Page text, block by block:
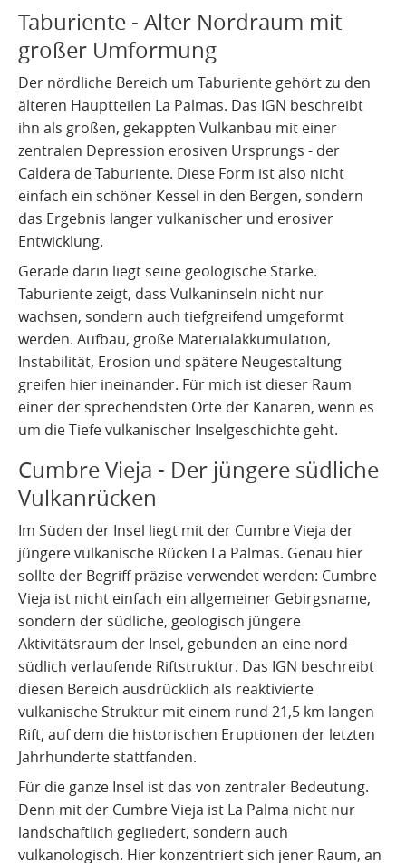
Taburiente - Alter Nordraum mit
großer Umformung
Der nördliche Bereich um Taburiente gehört zu den
älteren Hauptteilen La Palmas. Das IGN beschreibt
ihn als großen, gekappten Vulkanbau mit einer
zentralen Depression erosiven Ursprungs - der
Caldera de Taburiente. Diese Form ist also nicht
einfach ein schöner Kessel in den Bergen, sondern
das Ergebnis langer vulkanischer und erosiver
Entwicklung.
Gerade darin liegt seine geologische Stärke.
Taburiente zeigt, dass Vulkaninseln nicht nur
wachsen, sondern auch tiefgreifend umgeformt
werden. Aufbau, große Materialakkumulation,
Instabilität, Erosion und spätere Neugestaltung
greifen hier ineinander. Für mich ist dieser Raum
einer der sprechendsten Orte der Kanaren, wenn es
um die Tiefe vulkanischer Inselgeschichte geht.
Cumbre Vieja - Der jüngere südliche
Vulkanrücken
Im Süden der Insel liegt mit der Cumbre Vieja der
jüngere vulkanische Rücken La Palmas. Genau hier
sollte der Begriff präzise verwendet werden: Cumbre
Vieja ist nicht einfach ein allgemeiner Gebirgsname,
sondern der südliche, geologisch jüngere
Aktivitätsraum der Insel, gebunden an eine nord-
südlich verlaufende Riftstruktur. Das IGN beschreibt
diesen Bereich ausdrücklich als reaktivierte
vulkanische Struktur mit einem rund 21,5 km langen
Rift, auf dem die historischen Eruptionen der letzten
Jahrhunderte stattfanden.
Für die ganze Insel ist das von zentraler Bedeutung.
Denn mit der Cumbre Vieja ist La Palma nicht nur
landschaftlich gegliedert, sondern auch
vulkanologisch. Hier konzentriert sich jener Raum, an